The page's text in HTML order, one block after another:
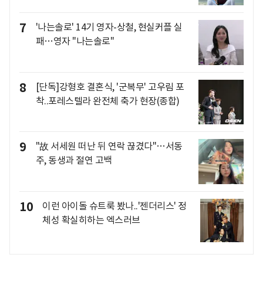
7
'나는솔로' 14기 영자-상철, 현실커플 실
패…영자 "나는솔로"
8
[단독]강형호 결혼식, '군복무' 고우림 포
착..포레스텔라 완전체 축가 현장(종합)
9
"故 서세원 떠난 뒤 연락 끊겼다"…서동
주, 동생과 절연 고백
10
이런 아이돌 슈트룩 봤나..'젠더리스' 정
체성 확실히하는 엑스러브